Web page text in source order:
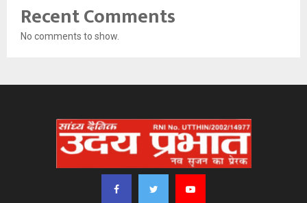
Recent Comments
No comments to show.